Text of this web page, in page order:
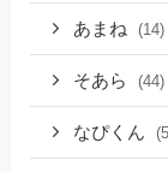
あまね (14)
そあら (44)
なぴくん